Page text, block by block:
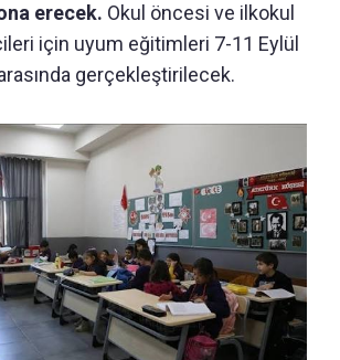
erecek. Okul öncesi ve ilkokul
için uyum eğitimleri 7-11 Eylül
gerçekleştirilecek.